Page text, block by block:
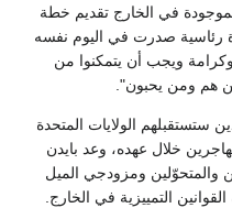
في الخارج تقديم خطة
مذكرة رئاسية صدرت في اليوم نفسه
ويجب أن يتمكنوا من
هم ومن يحبون".
ستستقبلهم الولايات المتحدة
خلال عهده، وعد بايدن
والمتحوّلين ومزودجي الميل
التمييزية في الخارج.